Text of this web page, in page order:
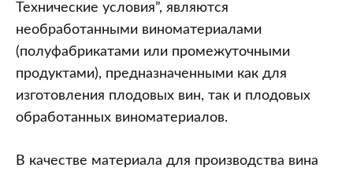
Технические условия”, являются
необработанными виноматериалами
(полуфабрикатами или промежуточными
продуктами), предназначенными как для
изготовления плодовых вин, так и плодовых
обработанных виноматериалов.
В качестве материала для производства вина